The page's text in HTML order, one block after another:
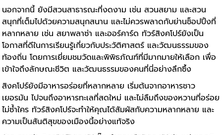
นอกจากนี้ ยังมีสวนสาธารณะที่งดงาม เช่น สวนสยาม และสวน
สนุกที่เต็มไปด้วยความสนุกสนาน และไม่ควรพลาดกับย่านช็อปปิ้งที่
หลากหลาย เช่น สยาพลาซ่า และออร์คาร์ด ทัวร์สิงคโปร์ยังเป็น
โอกาสที่ดีในการเรียนรู้เกี่ยวกับประวัติศาสตร์ และวัฒนธรรมของ
ท้องถิ่น โดยการเยี่ยมชมวัดและพิพิธภัณฑ์ที่มีมากมายให้เลือก เพื่อ
เข้าใจถึงลักษณะชีวิต และวัฒนธรรมของคนที่นี่อย่างลึกซึ้ง
สิงคโปร์ยังมีอาหารอร่อยที่หลากหลาย เริ่มต้นจากอาหารชาว
เยอรมัน ไปจนถึงอาหารทะเลที่สดใหม่ และไม่ลืมถึงของหวานที่อร่อย
ไม่ซ้ำใคร ทัวร์สิงคโปร์จะทำให้คุณได้สัมผัสกับความหลากหลาย และ
ความเป็นสันติสุขของเมืองนี้อย่างแท้จริง